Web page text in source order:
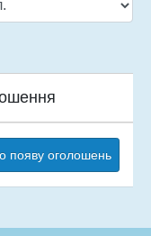
появу оголошень